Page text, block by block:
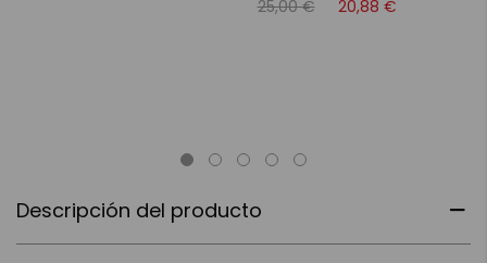
Descripción del producto
25,00 € 20,88 €